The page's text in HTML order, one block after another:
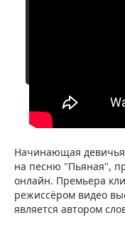
Начинающая девичья
на песню "Пьяная",
онлайн. Премьера
режиссёром видео
является автором